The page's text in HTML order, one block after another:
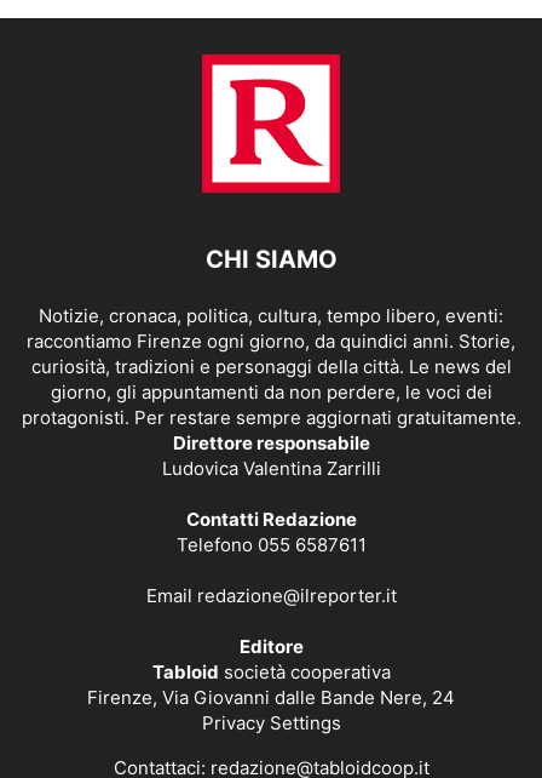
CHI SIAMO
Notizie, cronaca, politica, cultura, tempo libero, eventi:
raccontiamo Firenze ogni giorno, da quindici anni. Storie,
curiosità, tradizioni e personaggi della città. Le news del
giorno, gli appuntamenti da non perdere, le voci dei
protagonisti. Per restare sempre aggiornati gratuitamente.
Direttore responsabile
Ludovica Valentina Zarrilli
Contatti Redazione
Telefono 055 6587611
Email redazione@ilreporter.it
Editore
Tabloid società cooperativa
Firenze, Via Giovanni dalle Bande Nere, 24
Privacy Settings
Contattaci: redazione@tabloidcoop.it